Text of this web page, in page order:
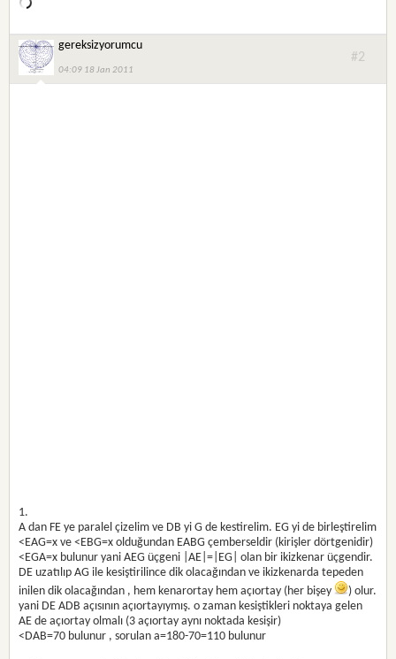
gereksizyorumcu
04:09 18 Jan 2011
#2
1.
A dan FE ye paralel çizelim ve DB yi G de kestirelim. EG yi de birleştirelim
<EAG=x ve <EBG=x olduğundan EABG çemberseldir (kirişler dörtgenidir)
<EGA=x bulunur yani AEG üçgeni |AE|=|EG| olan bir ikizkenar üçgendir.
DE uzatılıp AG ile kesiştirilince dik olacağından ve ikizkenarda tepeden
inilen dik olacağından , hem kenarortay hem açıortay (her bişey
) olur.
yani DE ADB açısının açıortayıymış. o zaman kesiştikleri noktaya gelen
AE de açıortay olmalı (3 açıortay aynı noktada kesişir)
<DAB=70 bulunur , sorulan a=180-70=110 bulunur